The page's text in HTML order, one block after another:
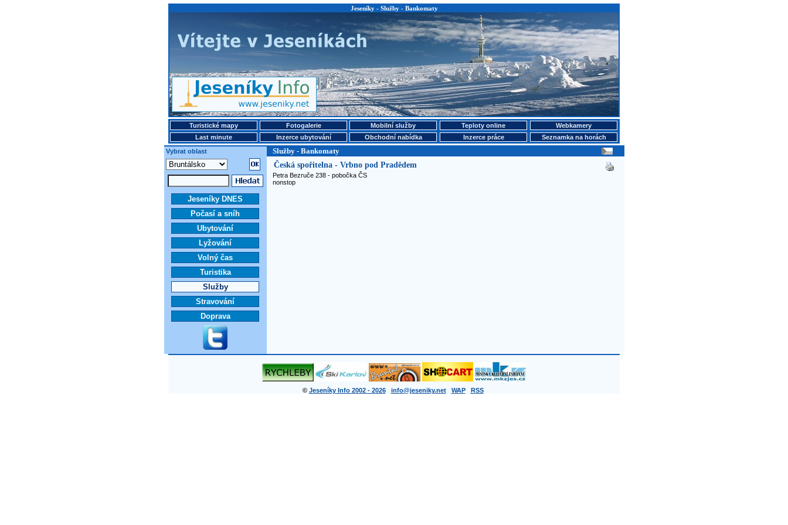
Jeseníky - Služby - Bankomaty
Turistické mapy Fotogalerie Mobilní služby Teploty online
Webkamery
Last minute
Inzerce ubytování Obchodní nabídka Inzerce práce
Seznamka na horách
Vybrat oblast
Služby - Bankomaty
Jeseníky DNES
Počasí a sníh
Ubytování
Lyžování
Volný čas
Turistika
Služby
Stravování
Doprava
Česká spořitelna - Vrbno pod Pradědem
Petra Bezruče 238 - pobočka ČS
nonstop
© Jeseníky Info 2002 - 2026 info@jeseniky.net WAP RSS